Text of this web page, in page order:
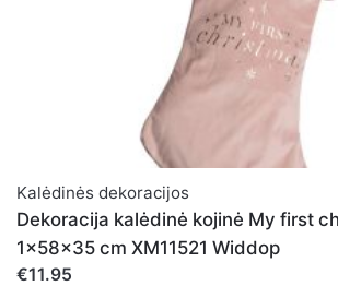
Kalėdinės dekoracijos
Dekoracija kalėdinė kojinė My first
1x58x35 cm XM11521 Widdop
€11.95